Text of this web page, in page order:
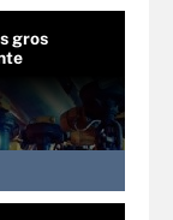
gros